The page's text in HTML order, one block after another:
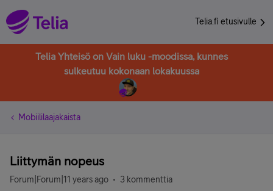
Telia.fi etusivulle
Telia Yhteisö on Vain luku -moodissa, kunnes
sulkeutuu kokonaan lokakuussa
Mobiililaajakaista
Liittymän nopeus
Forum|Forum|11 years ago 3 kommenttia